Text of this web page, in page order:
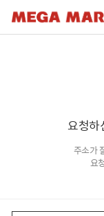
요청하
주소가
요